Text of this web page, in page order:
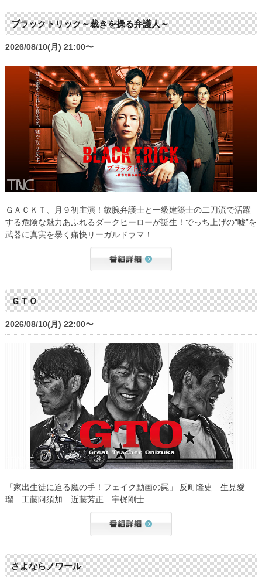
ブラックトリック～裁きを操る弁護人～
2026/08/10(月) 21:00〜
ＧＡＣＫＴ、月９初主演！敏腕弁護士と一級建築士の二刀流で活躍
する危険な魅力あふれるダークヒーローが誕生！でっち上げの“嘘”を
武器に真実を暴く痛快リーガルドラマ！
ＧＴＯ
2026/08/10(月) 22:00〜
「家出生徒に迫る魔の手！フェイク動画の罠」 反町隆史 生見愛
瑠 工藤阿須加 近藤芳正 宇梶剛士
さよならノワール